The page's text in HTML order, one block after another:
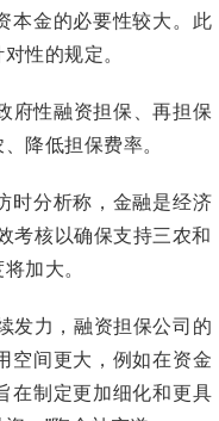
本金的必要性较大。此
性的规定。
性融资担保、再担保
降低担保费率。
分析称，金融是经济
考核以确保支持三农和
加大。
力，融资担保公司的
空间更大，例如在资金
在制定更加细化和更具